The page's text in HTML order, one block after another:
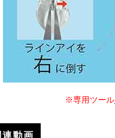
ツール
連動画